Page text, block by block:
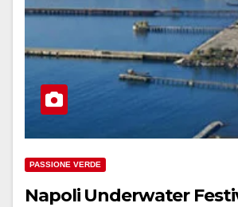
PASSIONE VERDE
Napoli Underwater